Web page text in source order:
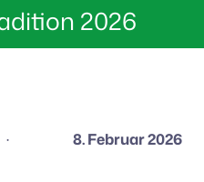
2026
· 8. Februar 2026